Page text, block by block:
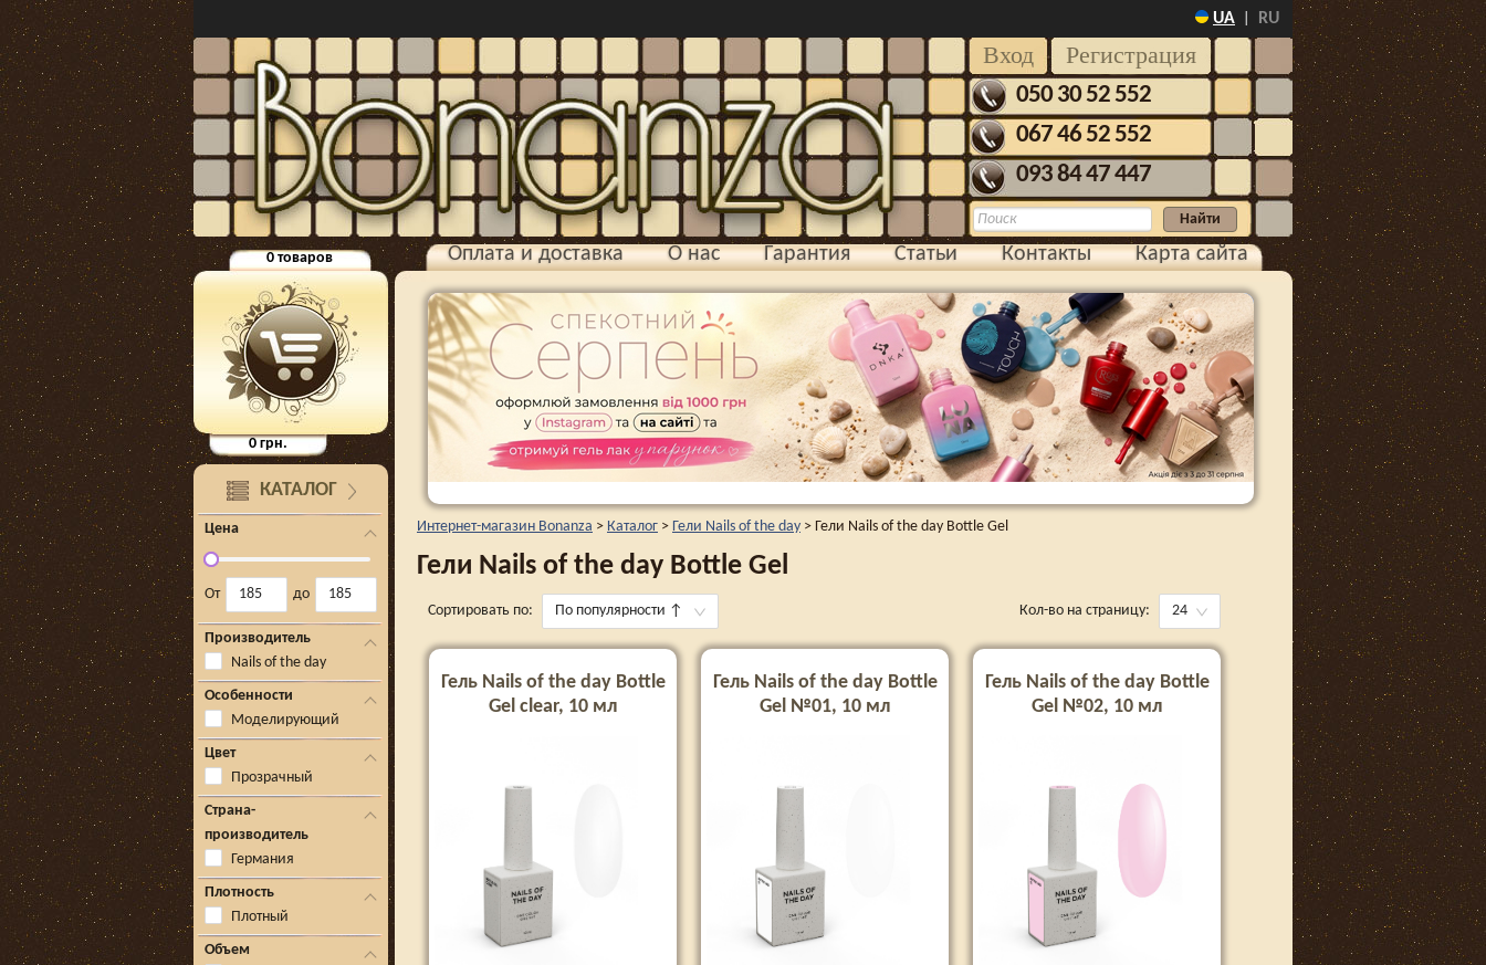
UA RU
Регистрация
Вход
050 30 52 552
067 46 52 552
093 84 47 447
0товаров
0грн.
КАТАЛОГ
Цена
От до
Производитель
Nails of the day
Особенности
Моделирующий
Цвет
Прозрачный
Страна-
производитель
Германия
Плотность
Плотный
Объем
Оплата и доставка О нас Гарантия Статьи Контакты Карта сайта
Интернет-магазин Bonanza > Каталог > Гели Nails of the day > Гели Nails of the day Bottle Gel
Гели Nails of the day Bottle Gel
Сортировать по: По популярности ↑ Кол-во на страницу: 24
Гель Nails of the day Bottle
Gel clear, 10 мл
Гель Nails of the day Bottle
Gel №01, 10 мл
Гель Nails of the day Bottle
Gel №02, 10 мл